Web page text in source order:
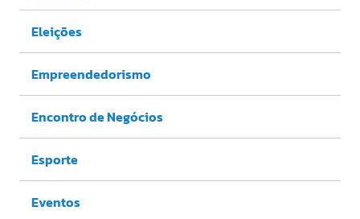
Eleições
Empreendedorismo
Encontro de Negócios
Esporte
Eventos